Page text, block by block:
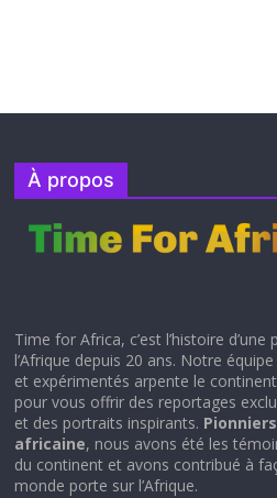
À propos
Time for Africa, c’est l’histoire
l’Afrique depuis 20 ans. Notre
et expérimentés arpente le
pour vous offrir des reportages
et des portraits inspirants.
africaine, nous avons été les
du continent et avons contribué à
monde porte sur l’Afrique.